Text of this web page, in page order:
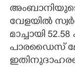
വേളയിൽ
മാച്ചായി
പാരഡൈസ്